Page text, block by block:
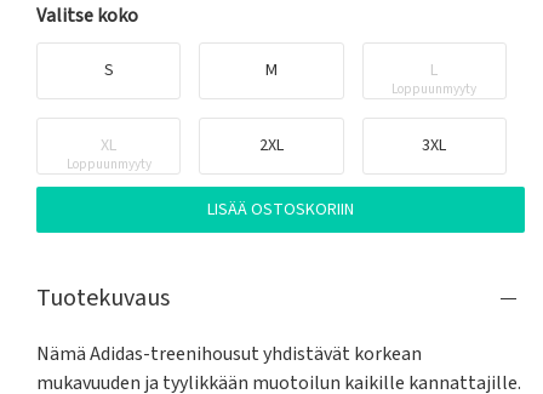
Valitse koko
S M L
Loppuunmyyty
XL
Loppuunmyyty
2XL 3XL
LISÄÄ OSTOSKORIIN
Tuotekuvaus
Nämä Adidas-treenihousut yhdistävät korkean
mukavuuden ja tyylikkään muotoilun kaikille kannattajille.